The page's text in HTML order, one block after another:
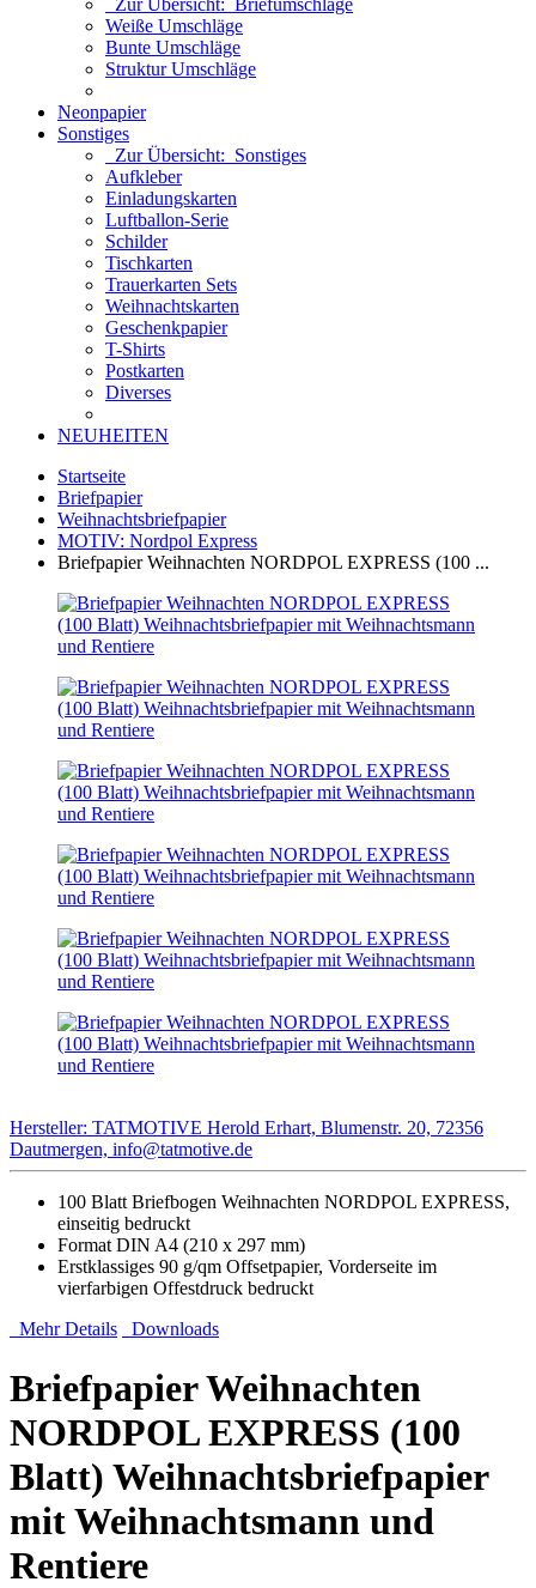
Zur Übersicht: Briefumschläge
Weiße Umschläge
Bunte Umschläge
Struktur Umschläge
Neonpapier
Sonstiges
Zur Übersicht: Sonstiges
Aufkleber
Einladungskarten
Luftballon-Serie
Schilder
Tischkarten
Trauerkarten Sets
Weihnachtskarten
Geschenkpapier
T-Shirts
Postkarten
Diverses
NEUHEITEN
Startseite
Briefpapier
Weihnachtsbriefpapier
MOTIV: Nordpol Express
Briefpapier Weihnachten NORDPOL EXPRESS (100 ...
Hersteller: TATMOTIVE Herold Erhart, Blumenstr. 20, 72356
Dautmergen, info@tatmotive.de
100 Blatt Briefbogen Weihnachten NORDPOL EXPRESS,
einseitig bedruckt
Format DIN A4 (210 x 297 mm)
Erstklassiges 90 g/qm Offsetpapier, Vorderseite im
vierfarbigen Offestdruck bedruckt
Mehr Details
Downloads
Briefpapier Weihnachten
NORDPOL EXPRESS (100
Blatt) Weihnachtsbriefpapier
mit Weihnachtsmann und
Rentiere